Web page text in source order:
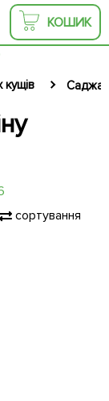
КОШИК
кущів
сортування